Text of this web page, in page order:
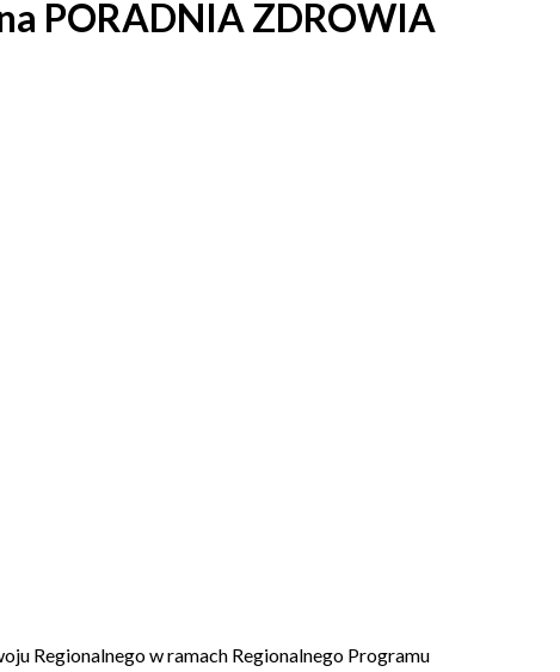
PORADNIA ZDROWIA
Regionalnego w ramach Regionalnego Programu